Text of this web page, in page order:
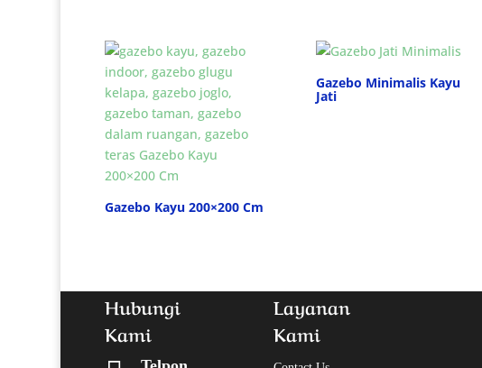
Gazebo Kayu 200×200 Cm
Gazebo Minimalis Kayu
Jati
Hubungi
Kami
Layanan
Kami